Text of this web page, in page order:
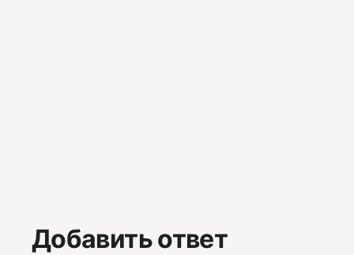
Добавить ответ